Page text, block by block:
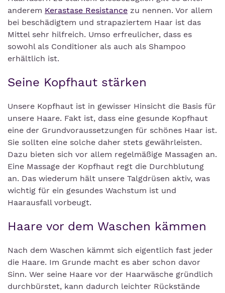
anderem Kerastase Resistance zu nennen. Vor allem
bei beschädigtem und strapaziertem Haar ist das
Mittel sehr hilfreich. Umso erfreulicher, dass es
sowohl als Conditioner als auch als Shampoo
erhältlich ist.
Seine Kopfhaut stärken
Unsere Kopfhaut ist in gewisser Hinsicht die Basis für
unsere Haare. Fakt ist, dass eine gesunde Kopfhaut
eine der Grundvoraussetzungen für schönes Haar ist.
Sie sollten eine solche daher stets gewährleisten.
Dazu bieten sich vor allem regelmäßige Massagen an.
Eine Massage der Kopfhaut regt die Durchblutung
an. Das wiederum hält unsere Talgdrüsen aktiv, was
wichtig für ein gesundes Wachstum ist und
Haarausfall vorbeugt.
Haare vor dem Waschen kämmen
Nach dem Waschen kämmt sich eigentlich fast jeder
die Haare. Im Grunde macht es aber schon davor
Sinn. Wer seine Haare vor der Haarwäsche gründlich
durchbürstet, kann dadurch leichter Rückstände